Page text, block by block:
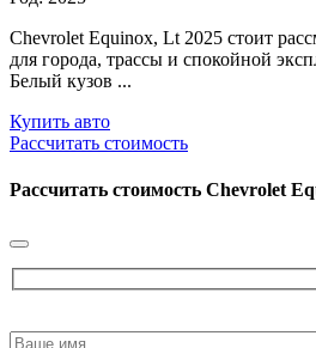
Chevrolet Equinox, Lt 2025 стоит
для города, трассы и спокойной
Белый кузов ...
Купить авто
Рассчитать стоимость
Рассчитать стоимость Chevrolet
leave